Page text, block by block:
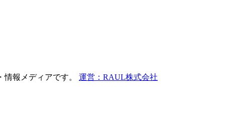
報メディアです。 運営：RAUL株式会社